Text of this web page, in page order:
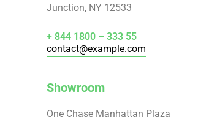
Junction, NY 12533
+ 844 1800 – 333 55
contact@example.com
Showroom
One Chase Manhattan Plaza